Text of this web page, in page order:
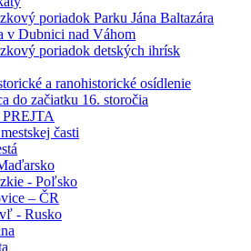
poriadok Parku Jána Baltazára
v Dubnici nad Váhom
poriadok detských ihrísk
a ranohistorické osídlenie
do začiatku 16. storočia
časti
- Poľsko
– ČR
- Rusko